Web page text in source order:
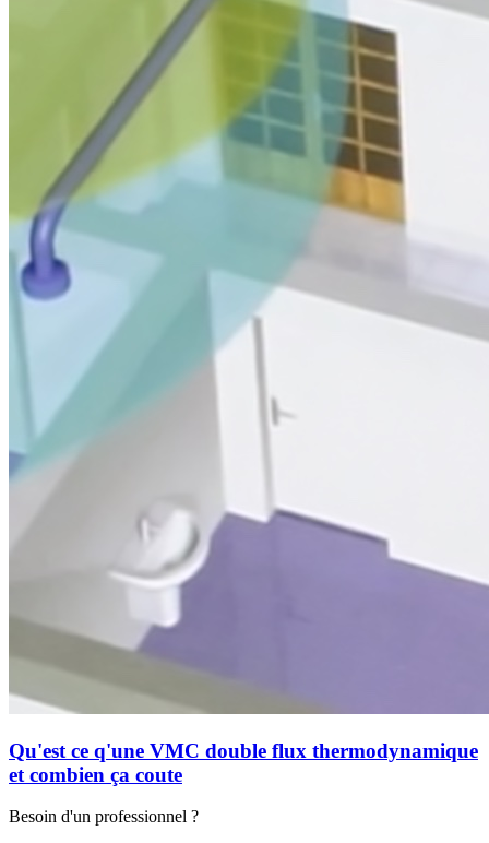
Qu'est ce q'une VMC double flux thermodynamique
et combien ça coute
Besoin d'un professionnel ?